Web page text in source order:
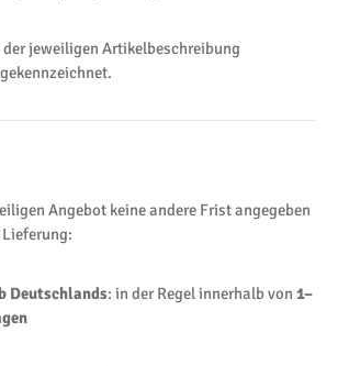
jeweiligen Artikelbeschreibung
Angebot keine andere Frist angegeben
Deutschlands: in der Regel innerhalb von 1–